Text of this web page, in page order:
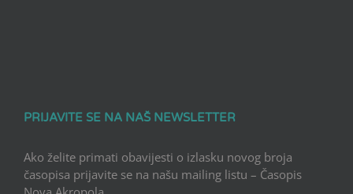
PRIJAVITE SE NA NAŠ NEWSLETTER
Ako želite primati obavijesti o izlasku novog broja
časopisa prijavite se na našu mailing listu – Časopis